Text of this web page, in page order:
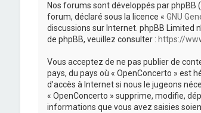
Nos forums sont développés par phpBB
forum, déclaré sous la licence « GNU
discussions sur Internet. phpBB Limited
de phpBB, veuillez consulter : https://
Vous acceptez de ne pas publier de
pays, du pays où « OpenConcerto » est
d’accès à Internet si nous le jugeons
« OpenConcerto » supprime, modifie,
informations que vous avez saisies